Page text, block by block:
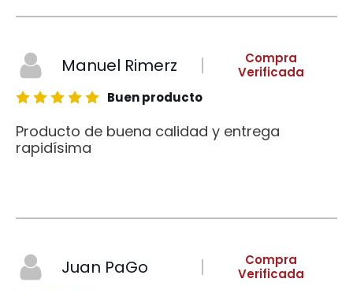
Manuel Rimerz
Compra
Verificada
Buen producto
Producto de buena calidad y entrega
rapidísima
Juan PaGo
Compra
Verificada